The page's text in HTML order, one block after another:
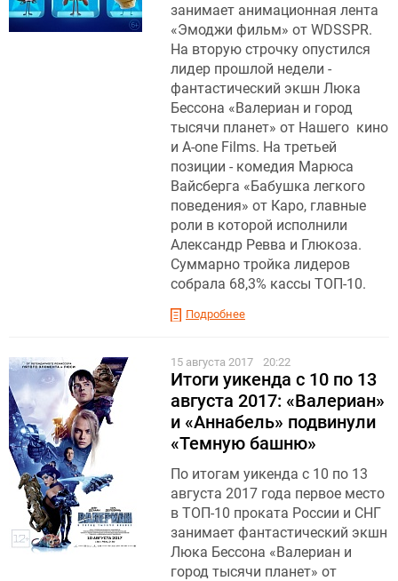
занимает анимационная лента
«Эмоджи фильм» от WDSSPR.
На вторую строчку опустился
лидер прошлой недели -
фантастический экшн Люка
Бессона «Валериан и город
тысячи планет» от Нашего кино
и A-one Films. На третьей
позиции - комедия Марюса
Вайсберга «Бабушка легкого
поведения» от Каро, главные
роли в которой исполнили
Александр Ревва и Глюкоза.
Суммарно тройка лидеров
собрала 68,3% кассы ТОП-10.
Подробнее
15 августа 2017 20:22
Итоги уикенда с 10 по 13
августа 2017: «Валериан»
и «Аннабель» подвинули
«Темную башню»
По итогам уикенда с 10 по 13
августа 2017 года первое место
в ТОП-10 проката России и СНГ
занимает фантастический экшн
Люка Бессона «Валериан и
город тысячи планет» от